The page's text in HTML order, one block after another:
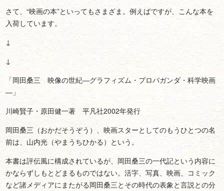
さて、“映画の本”といってもさまざま。例えばですが、こんな本を
入荷しています。
↓
↓
「岡田桑三 映像の世紀―グラフィズム・プロパガンダ・科学映画
―」
川崎賢子・原田健一著 平凡社2002年発行
岡田桑三（おかだそうぞう）、映画スターとしてのもうひとつの名
前は、山内光（やまうちひかる）という。
本書は評伝風に構成されているが、岡田桑三の一代記という内容に
かならずしもとどまるものではない。活字、写真、映画、コミック
など諸メディアにまたがる岡田桑三とその時代の表象と言説との分